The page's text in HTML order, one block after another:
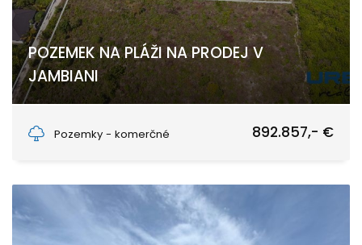
POZEMEK NA PLÁŽI NA PRODEJ V
JAMBIANI
Pozemky - komerčné
892.857,- €